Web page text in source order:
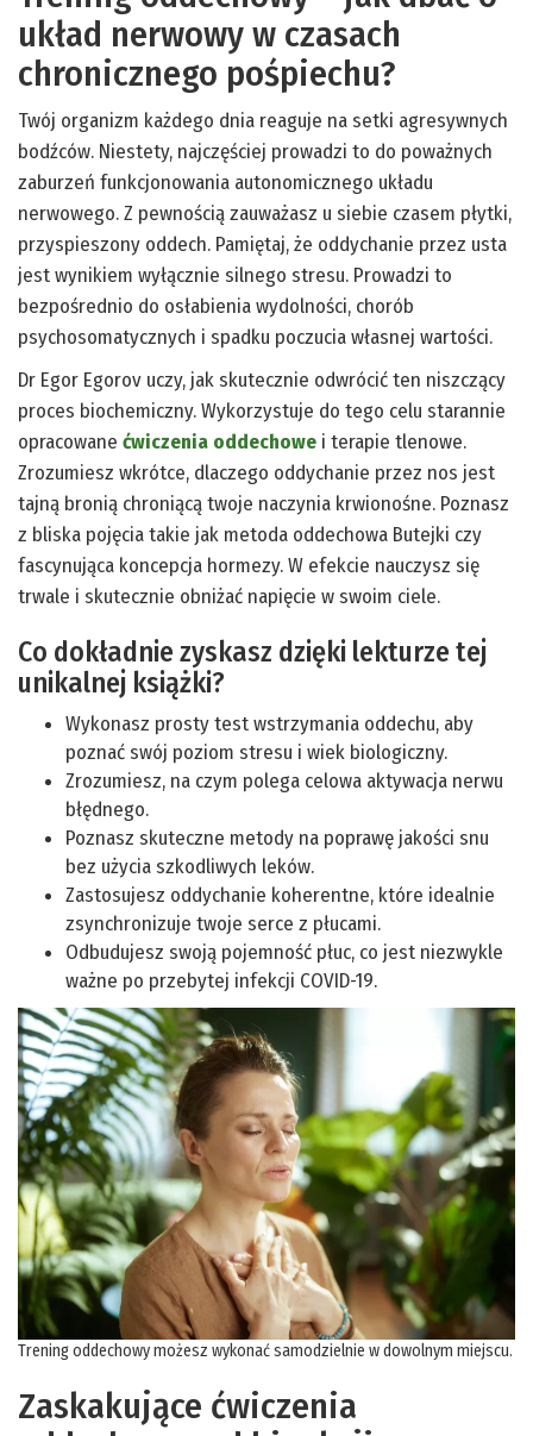
układ nerwowy w czasach
chronicznego pośpiechu?
Twój organizm każdego dnia reaguje na setki agresywnych
bodźców. Niestety, najczęściej prowadzi to do poważnych
zaburzeń funkcjonowania autonomicznego układu
nerwowego. Z pewnością zauważasz u siebie czasem płytki,
przyspieszony oddech. Pamiętaj, że oddychanie przez usta
jest wynikiem wyłącznie silnego stresu. Prowadzi to
bezpośrednio do osłabienia wydolności, chorób
psychosomatycznych i spadku poczucia własnej wartości.
Dr Egor Egorov uczy, jak skutecznie odwrócić ten niszczący
proces biochemiczny. Wykorzystuje do tego celu starannie
opracowane ćwiczenia oddechowe i terapie tlenowe.
Zrozumiesz wkrótce, dlaczego oddychanie przez nos jest
tajną bronią chroniącą twoje naczynia krwionośne. Poznasz
z bliska pojęcia takie jak metoda oddechowa Butejki czy
fascynująca koncepcja hormezy. W efekcie nauczysz się
trwale i skutecznie obniżać napięcie w swoim ciele.
Co dokładnie zyskasz dzięki lekturze tej
unikalnej książki?
Wykonasz prosty test wstrzymania oddechu, aby
poznać swój poziom stresu i wiek biologiczny.
Zrozumiesz, na czym polega celowa aktywacja nerwu
błędnego.
Poznasz skuteczne metody na poprawę jakości snu
bez użycia szkodliwych leków.
Zastosujesz oddychanie koherentne, które idealnie
zsynchronizuje twoje serce z płucami.
Odbudujesz swoją pojemność płuc, co jest niezwykle
ważne po przebytej infekcji COVID-19.
Trening oddechowy możesz wykonać samodzielnie w dowolnym miejscu.
Zaskakujące ćwiczenia